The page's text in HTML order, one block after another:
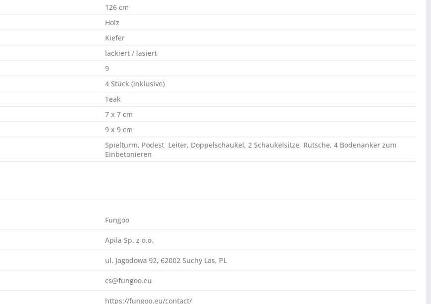
126 cm
Holz
Kiefer
lackiert / lasiert
9
4 Stück (inklusive)
Teak
7 x 7 cm
9 x 9 cm
Spielturm, Podest, Leiter, Doppelschaukel, 2 Schaukelsitze, Rutsche, 4 Bodenanker zum
Einbetonieren
Fungoo
Apila Sp. z o.o.
ul. Jagodowa 92, 62002 Suchy Las, PL
cs@fungoo.eu
https://fungoo.eu/contact/